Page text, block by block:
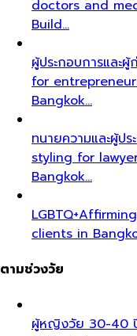
doctors and
Build…
ผู้ประกอบการและ
for
Bangkok…
ทนายความและผู้ป
styling for
Bangkok…
LGBTQ+
clients in
ตามช่วงวัย
ผู้หญิงวัย 30-40